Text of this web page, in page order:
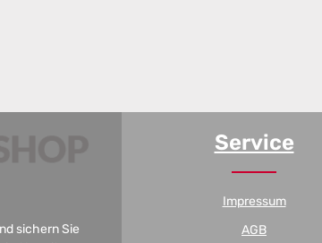
sichern Sie
Service
Impressum
AGB